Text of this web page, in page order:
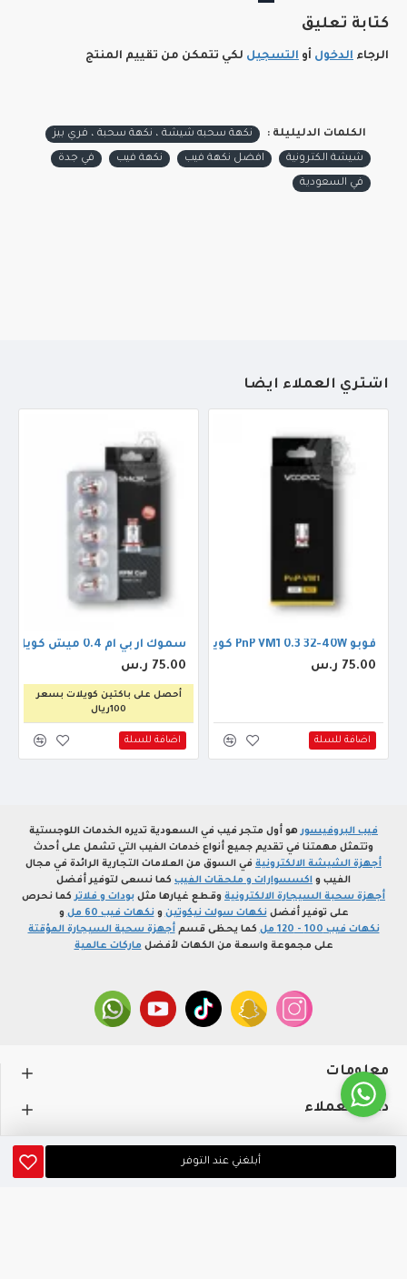
أبلغني عند التوفر
كتابة تعليق
الرجاء الدخول أو التسجيل لكي تتمكن من تقييم المنتج
الكلمات الدليليلة : نكهة سحبه شيشة ، نكهة سحبة ، فري بيز
شيشة الكترونية افضل نكهة فيب نكهة فيب في جدة
في السعودية
أشتري العملاء أيضاً
فوبو PnP VM1 0.3 32-40W كويل
75.00 ر.س
اضافة للسلة
سموك ار بي ام 0.4 ميش كويل
75.00 ر.س
أحصل على باكتين كويلات بسعر
100ريال
اضافة للسلة
فيب البروفيسورهو أول متجر فيب في السعودية تديره الخدمات اللوجستية
وتتمثل مهمتنا في تقديم جميع أنواع خدمات الفيب التي تشمل على أحدث
أجهزة الشيشة الالكترونية في السوق من العلامات التجارية الرائدة في مجال
الفيب و اكسسوارات و ملحقات الفيب كما نسعى لتوفير أفضل
أجهزة سحبة السيجارة الالكترونية وقطع غيارها مثل بودات و فلاتركما نحرص
على توفير أفضلنكهات سولت نيكوتين ونكهات فيب 60 مل
و
نكهات فيب 100 - 120 مل
كما يحظى قسمأجهزة سحبة السيجارة المؤقتة
على مجموعة واسعة من الكهات لأفضل ماركات عالمية
معلومات
دعم العملاء
حســـابي